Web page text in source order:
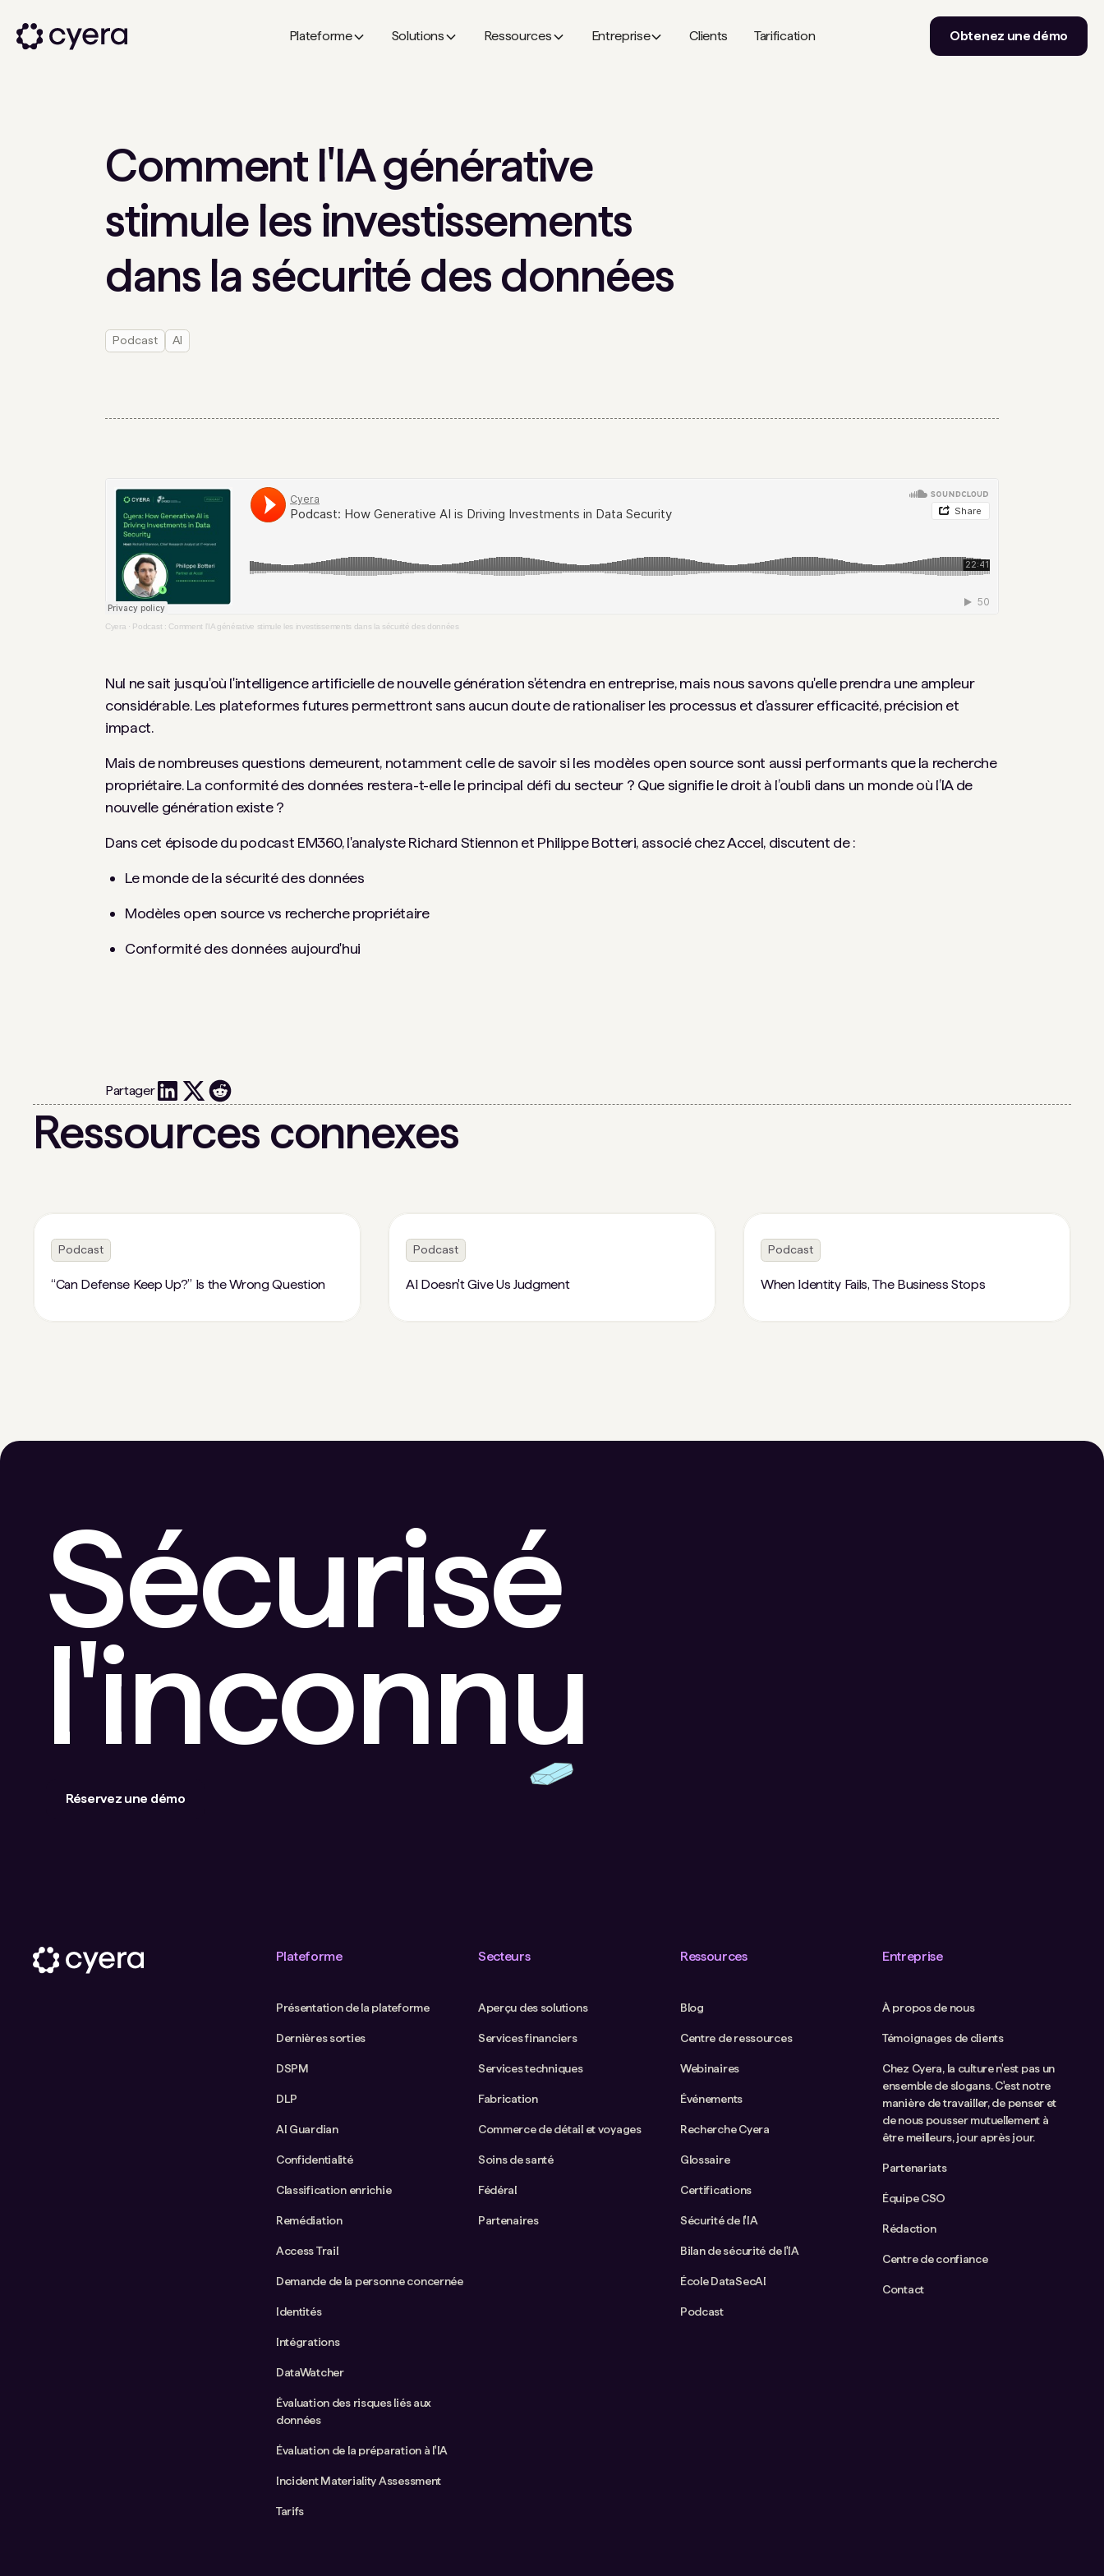
Plateforme Solutions Ressources Entreprise Clients Tarification Obtenez une démo
Comment l'IA générative
stimule les investissements
dans la sécurité des données
Podcast AI
Cyera · Podcast : Comment l’IA générative stimule les investissements dans la sécurité des données
Nul ne sait jusqu'où l'intelligence artificielle de nouvelle génération s'étendra en entreprise, mais nous savons qu'elle prendra une ampleur
considérable. Les plateformes futures permettront sans aucun doute de rationaliser les processus et d'assurer efficacité, précision et
impact.
Mais de nombreuses questions demeurent, notamment celle de savoir si les modèles open source sont aussi performants que la recherche
propriétaire. La conformité des données restera-t-elle le principal défi du secteur ? Que signifie le droit à l’oubli dans un monde où l’IA de
nouvelle génération existe ?
Dans cet épisode du podcast EM360, l'analyste Richard Stiennon et Philippe Botteri, associé chez Accel, discutent de :
Le monde de la sécurité des données
Modèles open source vs recherche propriétaire
Conformité des données aujourd'hui
Partager
Ressources connexes
Podcast
“Can Defense Keep Up?” Is the Wrong Question
Podcast
AI Doesn't Give Us Judgment
Podcast
When Identity Fails, The Business Stops
Sécurisé
l'inconnu
Réservez une démo
Plateforme
Présentation de la plateforme
Dernières sorties
DSPM
DLP
AI Guardian
Confidentialité
Classification enrichie
Remédiation
Access Trail
Demande de la personne concernée
Identités
Intégrations
DataWatcher
Évaluation des risques liés aux
données
Évaluation de la préparation à l'IA
Incident Materiality Assessment
Tarifs
Secteurs
Aperçu des solutions
Services financiers
Services techniques
Fabrication
Commerce de détail et voyages
Soins de santé
Fédéral
Partenaires
Ressources
Blog
Centre de ressources
Webinaires
Événements
Recherche Cyera
Glossaire
Certifications
Sécurité de l'IA
Bilan de sécurité de l'IA
École DataSecAI
Podcast
Entreprise
À propos de nous
Témoignages de clients
Chez Cyera, la culture n'est pas un
ensemble de slogans. C'est notre
manière de travailler, de penser et
de nous pousser mutuellement à
être meilleurs, jour après jour.
Partenariats
Équipe CSO
Rédaction
Centre de confiance
Contact